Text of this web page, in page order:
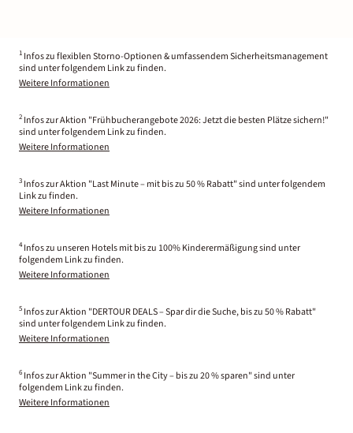
1 Infos zu flexiblen Storno-Optionen & umfassendem Sicherheitsmanagement
sind unter folgendem Link zu finden.
Weitere Informationen
2 Infos zur Aktion "Frühbucherangebote 2026: Jetzt die besten Plätze sichern!"
sind unter folgendem Link zu finden.
Weitere Informationen
3 Infos zur Aktion "Last Minute – mit bis zu 50 % Rabatt" sind unter folgendem
Link zu finden.
Weitere Informationen
4 Infos zu unseren Hotels mit bis zu 100% Kinderermäßigung sind unter
folgendem Link zu finden.
Weitere Informationen
5 Infos zur Aktion "DERTOUR DEALS – Spar dir die Suche, bis zu 50 % Rabatt"
sind unter folgendem Link zu finden.
Weitere Informationen
6 Infos zur Aktion "Summer in the City – bis zu 20 % sparen" sind unter
folgendem Link zu finden.
Weitere Informationen